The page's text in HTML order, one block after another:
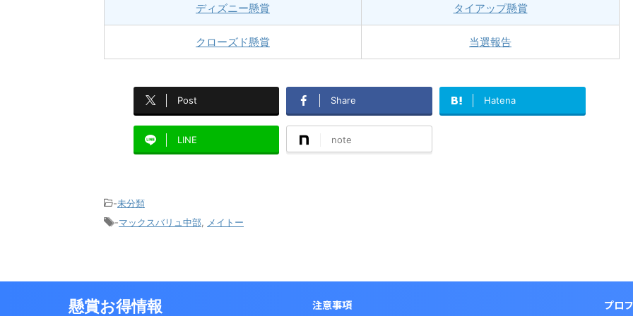
ディズニー懸賞 タイアップ懸賞
クローズド懸賞 当選報告
Post Share Hatena
LINE note
-未分類
-マックスバリュ中部 メイトー
注意事項 プロ
懸賞お得情報